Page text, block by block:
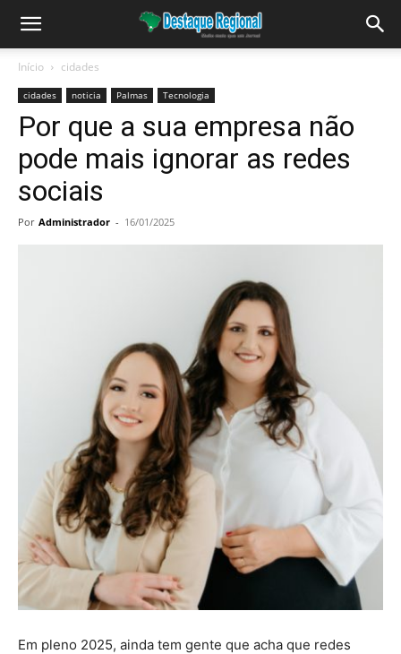
Início cidades
cidades noticia Palmas Tecnologia
Por que a sua empresa não
pode mais ignorar as redes
sociais
Por Administrador - 16/01/2025
Em pleno 2025, ainda tem gente que acha que redes